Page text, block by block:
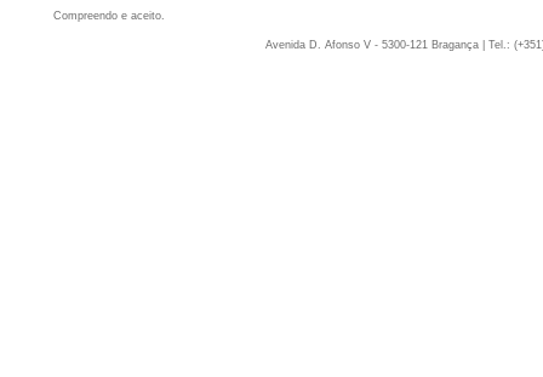
Compreendo e aceito.
Avenida D. Afonso V - 5300-121 Bragança | Tel.: